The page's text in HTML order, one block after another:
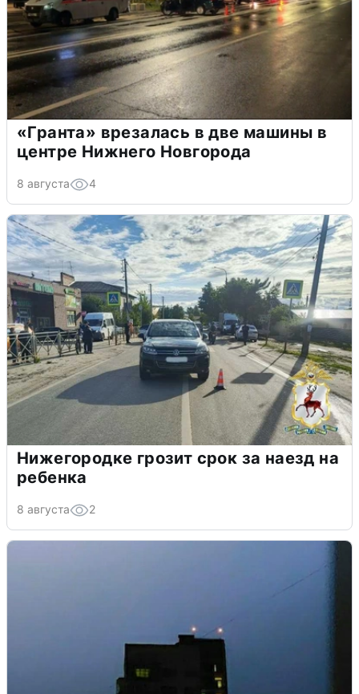
«Гранта» врезалась в две машины в
центре Нижнего Новгорода
8 августа 4
Нижегородке грозит срок за наезд на
ребенка
8 августа 2